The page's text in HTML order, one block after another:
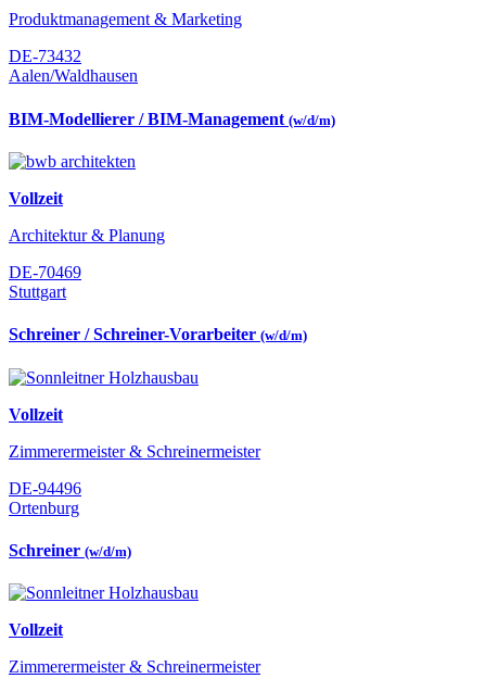
Produktmanagement & Marketing
DE-73432
Aalen/Waldhausen
BIM-Modellierer / BIM-Management (w/d/m)
Vollzeit
Architektur & Planung
DE-70469
Stuttgart
Schreiner / Schreiner-Vorarbeiter (w/d/m)
Vollzeit
Zimmerermeister & Schreinermeister
DE-94496
Ortenburg
Schreiner (w/d/m)
Vollzeit
Zimmerermeister & Schreinermeister